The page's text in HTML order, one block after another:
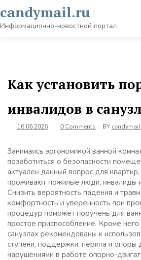
to
content
candymail.ru
Информационно-новостной портал
Как установить
инвалидов в
16.06.2026 0 Comments BY candymail
Занимаясь эргономикой ванной
позаботиться о безопасности
актуален данный вопрос для
проживают пожилые люди, инвалиды
Снизить вероятность падения и
комфортность и уверенность при
процедур поможет поручень для
простое приспособление. Кроме
санузлах рекомендованы к
ступени, поддержки, перила и опоры
нарушениями в работе опорно-